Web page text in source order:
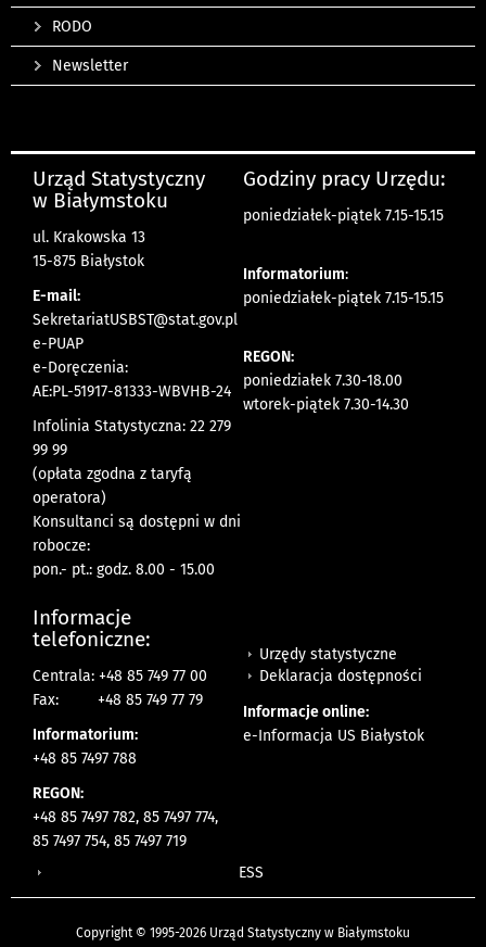
RODO
Newsletter
Urząd Statystyczny
w Białymstoku
ul. Krakowska 13
15-875 Białystok
E-mail:
SekretariatUSBST@stat.gov.pl
e-PUAP
e-Doręczenia:
AE:PL-51917-81333-WBVHB-24
Infolinia Statystyczna: 22 279
99 99
(opłata zgodna z taryfą
operatora)
Konsultanci są dostępni w dni
robocze:
pon.- pt.: godz. 8.00 - 15.00
Godziny pracy Urzędu:
poniedziałek-piątek 7.15-15.15
Informatorium:
poniedziałek-piątek 7.15-15.15
REGON:
poniedziałek 7.30-18.00
wtorek-piątek 7.30-14.30
Informacje
telefoniczne:
Centrala: +48 85 749 77 00
Fax:
+48 85 749 77 79
Informatorium:
+48 85 7497 788
REGON:
+48 85 7497 782, 85 7497 774,
85 7497 754, 85 7497 719
Urzędy statystyczne
Deklaracja dostępności
Informacje online:
e-Informacja US Białystok
ESS
Copyright © 1995-2026 Urząd Statystyczny w Białymstoku